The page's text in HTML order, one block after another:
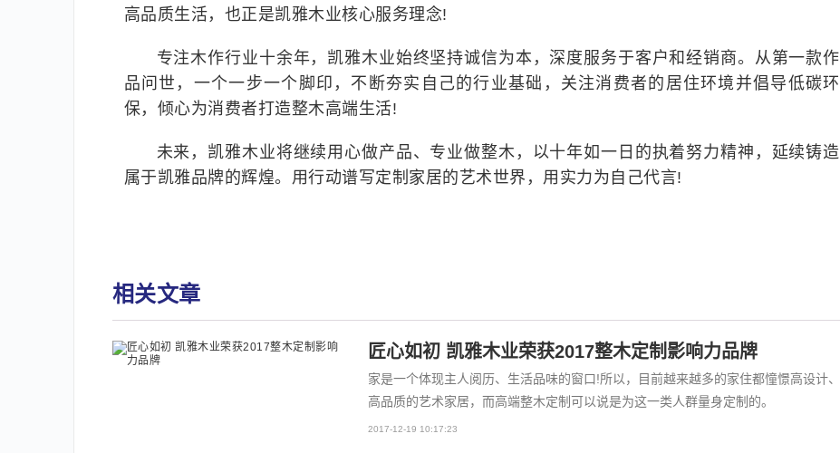
高品质生活，也正是凯雅木业核心服务理念!
专注木作行业十余年，凯雅木业始终坚持诚信为本，深度服务于客户和经销商。从第一款作
品问世，一个一步一个脚印，不断夯实自己的行业基础，关注消费者的居住环境并倡导低碳环
保，倾心为消费者打造整木高端生活!
未来，凯雅木业将继续用心做产品、专业做整木，以十年如一日的执着努力精神，延续铸造
属于凯雅品牌的辉煌。用行动谱写定制家居的艺术世界，用实力为自己代言!
相关文章
匠心如初 凯雅木业荣获2017整木定制影响力品牌
家是一个体现主人阅历、生活品味的窗口!所以，目前越来越多的家住都憧憬高设计、
高品质的艺术家居，而高端整木定制可以说是为这一类人群量身定制的。
2017-12-19 10:17:23